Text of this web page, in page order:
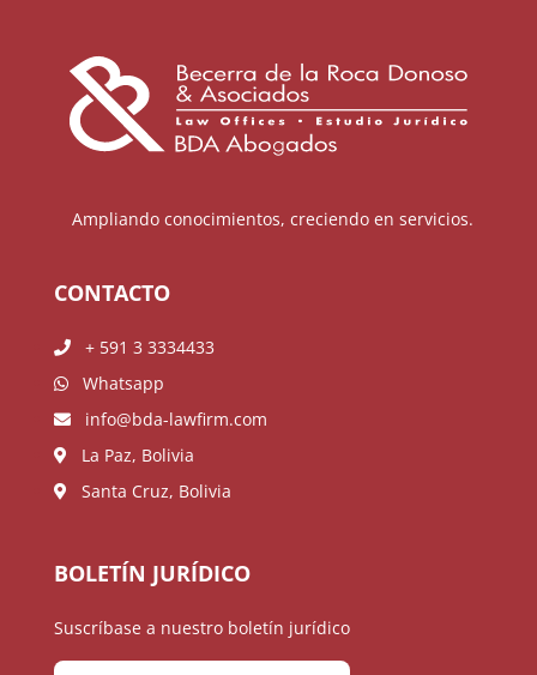
Ampliando conocimientos, creciendo en servicios.
CONTACTO
+ 591 3 3334433
Whatsapp
info@bda-lawfirm.com
La Paz, Bolivia
Santa Cruz, Bolivia
BOLETÍN JURÍDICO
Suscríbase a nuestro boletín jurídico